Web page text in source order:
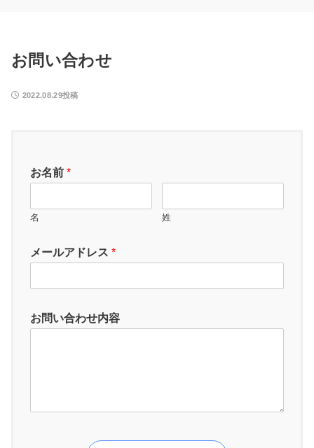
お問い合わせ
2022.08.29投稿
お名前 *
名 姓
メールアドレス *
お問い合わせ内容